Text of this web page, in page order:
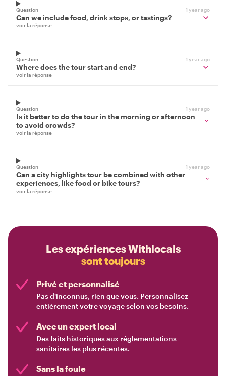
Question 1 year ago
Can we include food, drink stops, or tastings?
voir la réponse
Question 1 year ago
Where does the tour start and end?
voir la réponse
Question 1 year ago
Is it better to do the tour in the morning or afternoon
to avoid crowds?
voir la réponse
Question 1 year ago
Can a city highlights tour be combined with other
experiences, like food or bike tours?
voir la réponse
Les expériences Withlocals
sont toujours
Privé et personnalisé
Pas d'inconnus, rien que vous. Personnalisez
entièrement votre voyage selon vos besoins.
Avec un expert local
Des faits historiques aux réglementations
sanitaires les plus récentes.
Sans la foule